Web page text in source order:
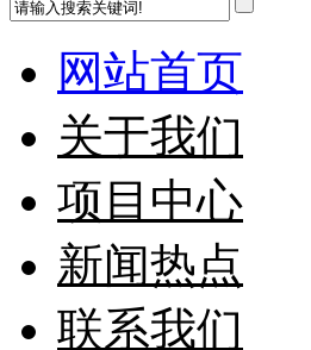
网站首页
关于我们
项目中心
新闻热点
联系我们